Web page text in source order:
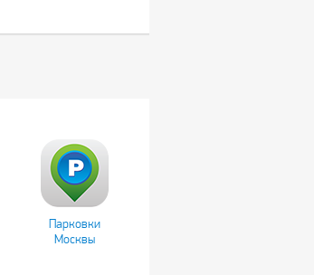
Парковки
Москвы